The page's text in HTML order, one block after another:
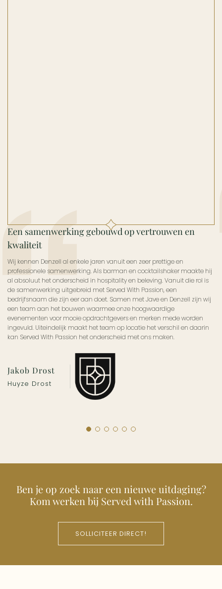
Een samenwerking gebouwd op vertrouwen en
kwaliteit
Wij kennen Denzell al enkele jaren vanuit een zeer prettige en
professionele samenwerking. Als barman en cocktailshaker maakte hij
al absoluut het onderscheid in hospitality en beleving. Vanuit die rol is
de samenwerking uitgebreid met Served With Passion, een
bedrijfsnaam die zijn eer aan doet. Samen met Jave en Denzell zijn wij
een team aan het bouwen waarmee onze hoogwaardige
evenementen voor mooie opdrachtgevers en merken mede worden
ingevuld. Uiteindelijk maakt het team op locatie het verschil en daarin
kan Served With Passion het onderscheid met ons maken.
Jakob Drost
Huyze Drost
Ben je op zoek naar een nieuwe uitdaging?
Kom werken bij Served with Passion.
SOLLICITEER DIRECT!